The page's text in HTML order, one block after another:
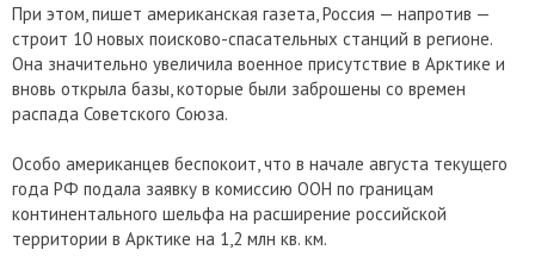
При этом, пишет американская газета, Россия — напротив —
строит 10 новых поисково-спасательных станций в регионе.
Она значительно увеличила военное присутствие в Арктике и
вновь открыла базы, которые были заброшены со времен
распада Советского Союза.
Особо американцев беспокоит, что в начале августа текущего
года РФ подала заявку в комиссию ООН по границам
континентального шельфа на расширение российской
территории в Арктике на 1,2 млн кв. км.